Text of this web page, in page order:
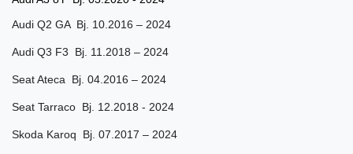
Audi Q2 GA Bj. 10.2016 – 2024
Audi Q3 F3 Bj. 11.2018 – 2024
Seat Ateca Bj. 04.2016 – 2024
Seat Tarraco Bj. 12.2018 - 2024
Skoda Karoq Bj. 07.2017 – 2024